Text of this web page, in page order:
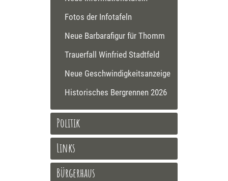
Fotos der Infotafeln
Neue Barbarafigur für Thomm
Trauerfall Winfried Stadtfeld
Neue Geschwindigkeitsanzeige
Historisches Bergrennen 2026
Politik
Links
Bürgerhaus